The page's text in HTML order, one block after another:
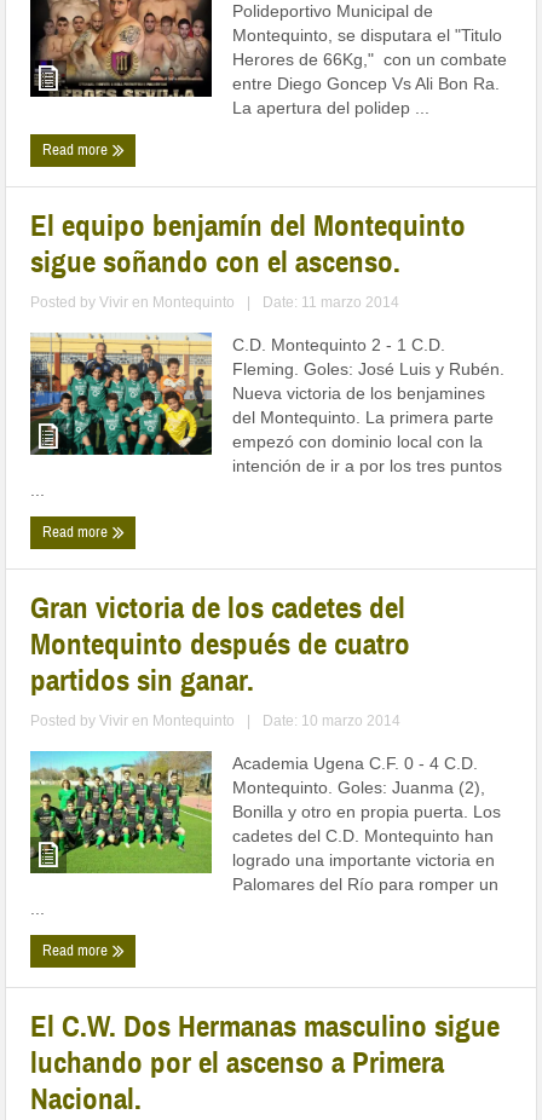
Polideportivo Municipal de
Montequinto, se disputara el "Titulo
Herores de 66Kg," con un combate
entre Diego Goncep Vs Ali Bon Ra.
La apertura del polidep ...
Read more
El equipo benjamín del Montequinto
sigue soñando con el ascenso.
Posted byVivir en Montequinto Date: 11 marzo 2014
C.D. Montequinto 2 - 1 C.D.
Fleming. Goles: José Luis y Rubén.
Nueva victoria de los benjamines
del Montequinto. La primera parte
empezó con dominio local con la
intención de ir a por los tres puntos
...
Read more
Gran victoria de los cadetes del
Montequinto después de cuatro
partidos sin ganar.
Posted byVivir en Montequinto Date: 10 marzo 2014
Academia Ugena C.F. 0 - 4 C.D.
Montequinto. Goles: Juanma (2),
Bonilla y otro en propia puerta. Los
cadetes del C.D. Montequinto han
logrado una importante victoria en
Palomares del Río para romper un
...
Read more
El C.W. Dos Hermanas masculino sigue
luchando por el ascenso a Primera
Nacional.